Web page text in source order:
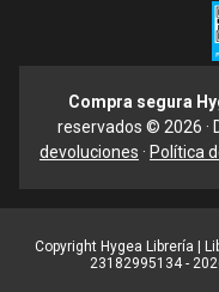
Compra segura
reservados © 2026 ·
devoluciones · Política
Copyright Hygea Librería |
23182995134 -